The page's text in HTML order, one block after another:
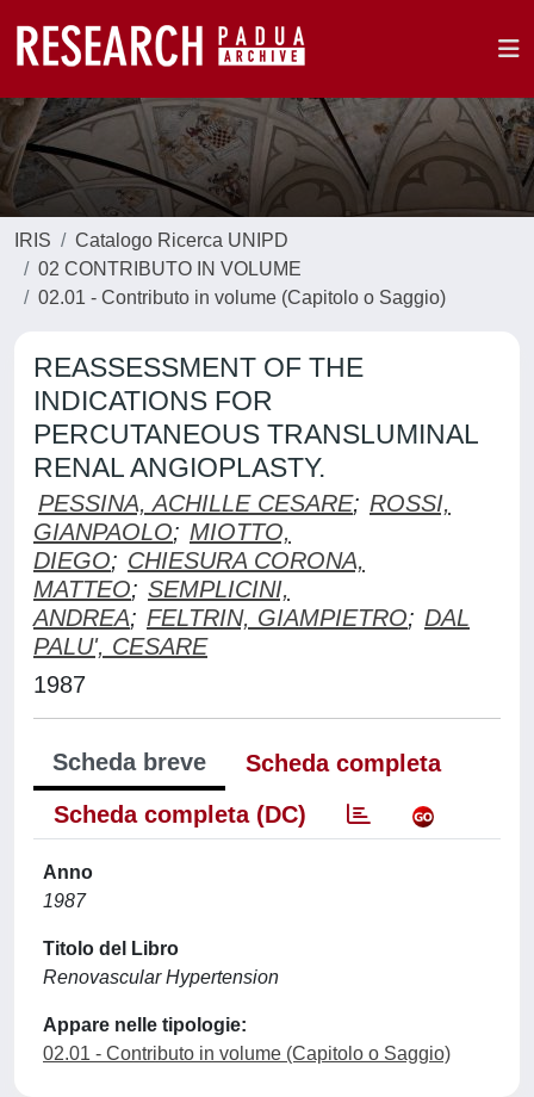
IRIS
Catalogo Ricerca UNIPD
02 CONTRIBUTO IN VOLUME
02.01 - Contributo in volume (Capitolo o Saggio)
REASSESSMENT OF THE
INDICATIONS FOR
PERCUTANEOUS TRANSLUMINAL
RENAL ANGIOPLASTY.
PESSINA, ACHILLE CESARE; ROSSI,
GIANPAOLO; MIOTTO,
DIEGO; CHIESURA CORONA,
MATTEO; SEMPLICINI,
ANDREA; FELTRIN, GIAMPIETRO; DAL
PALU', CESARE
1987
Scheda breve
Scheda completa
Scheda completa (DC)
Anno
1987
Titolo del Libro
Renovascular Hypertension
Appare nelle tipologie:
02.01 - Contributo in volume (Capitolo o Saggio)